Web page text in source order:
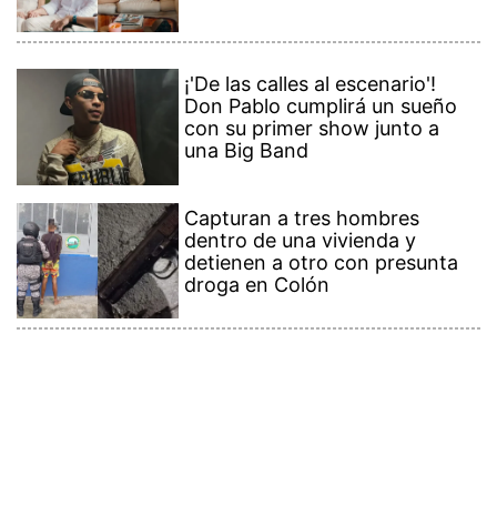
¡'De las calles al escenario'!
Don Pablo cumplirá un sueño
con su primer show junto a
una Big Band
Capturan a tres hombres
dentro de una vivienda y
detienen a otro con presunta
droga en Colón